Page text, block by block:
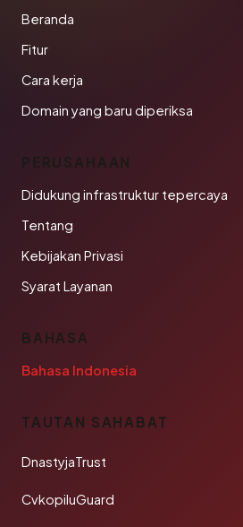
Beranda
Fitur
Cara kerja
Domain yang baru diperiksa
PERUSAHAAN
Didukung infrastruktur tepercaya
Tentang
Kebijakan Privasi
Syarat Layanan
BAHASA
Bahasa Indonesia
TAUTAN SAHABAT
DnastyjaTrust
CvkopiluGuard